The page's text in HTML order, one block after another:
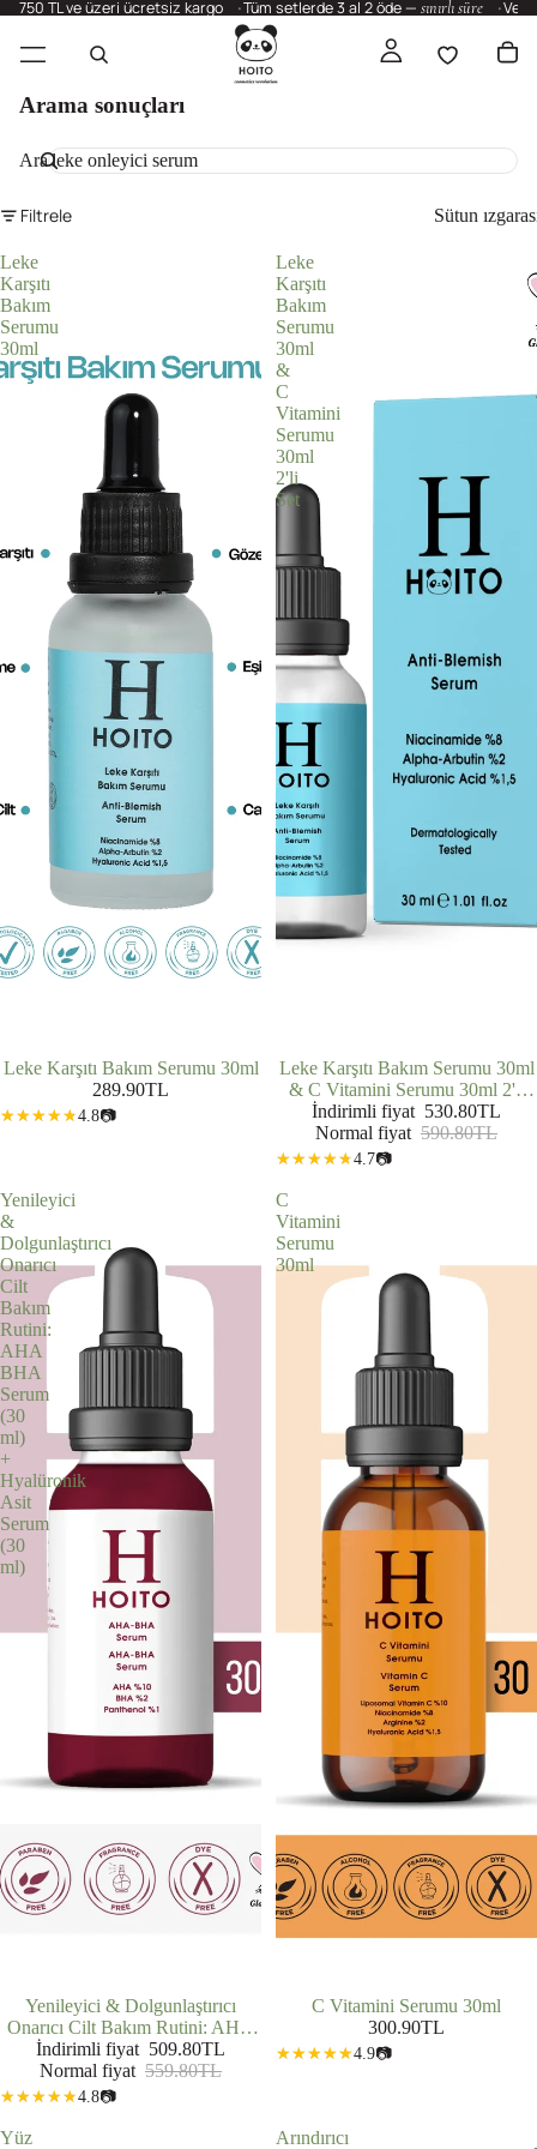
750 TL ve üzeri ücretsiz kargo Tüm setlerde 3 al 2 öde —sınırlı süre
Arama sonuçları
Ara
Filtrele Sütun
Leke
Karşıtı
Bakım
Serumu
30ml
Leke Karşıtı Bakım Serumu 30ml
289.90TL
4.8📷
Leke
Karşıtı
Bakım
Serumu
30ml
&
C
Vitamini
Serumu
30ml
2'li
Set
İNDIRIMDE
Leke Karşıtı Bakım Serumu 30ml
& C Vitamini Serumu 30ml 2'li
Set
İndirimli fiyat 530.80TL
Normal fiyat 590.80TL
4.7📷
Yenileyici
&
Dolgunlaştırıcı
Onarıcı
Cilt
Bakım
Rutini:
AHA
BHA
Serum
(30
ml)
+
Hyalüronik
Asit
Serum
(30
ml)
İNDIRIMDE
Yenileyici & Dolgunlaştırıcı
Onarıcı Cilt Bakım Rutini: AHA
BHA Serum (30 ml) + Hyalüronik
Asit Serum (30 ml)
İndirimli fiyat 509.80TL
Normal fiyat 559.80TL
4.8📷
C
Vitamini
Serumu
30ml
C Vitamini Serumu 30ml
300.90TL
4.9📷
Yüz
Arındırıcı